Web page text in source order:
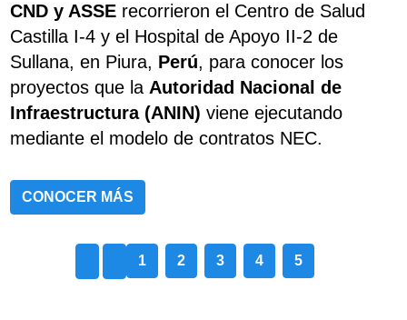
CND y ASSE recorrieron el Centro de Salud
Castilla I-4 y el Hospital de Apoyo II-2 de
Sullana, en Piura, Perú, para conocer los
proyectos que laAutoridad Nacional de
Infraestructura (ANIN) viene ejecutando
mediante el modelo de contratos NEC.
CONOCER MÁS
1 2 3 4 5